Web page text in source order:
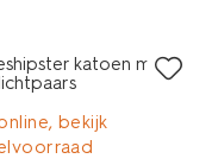
katoen met
bekijk